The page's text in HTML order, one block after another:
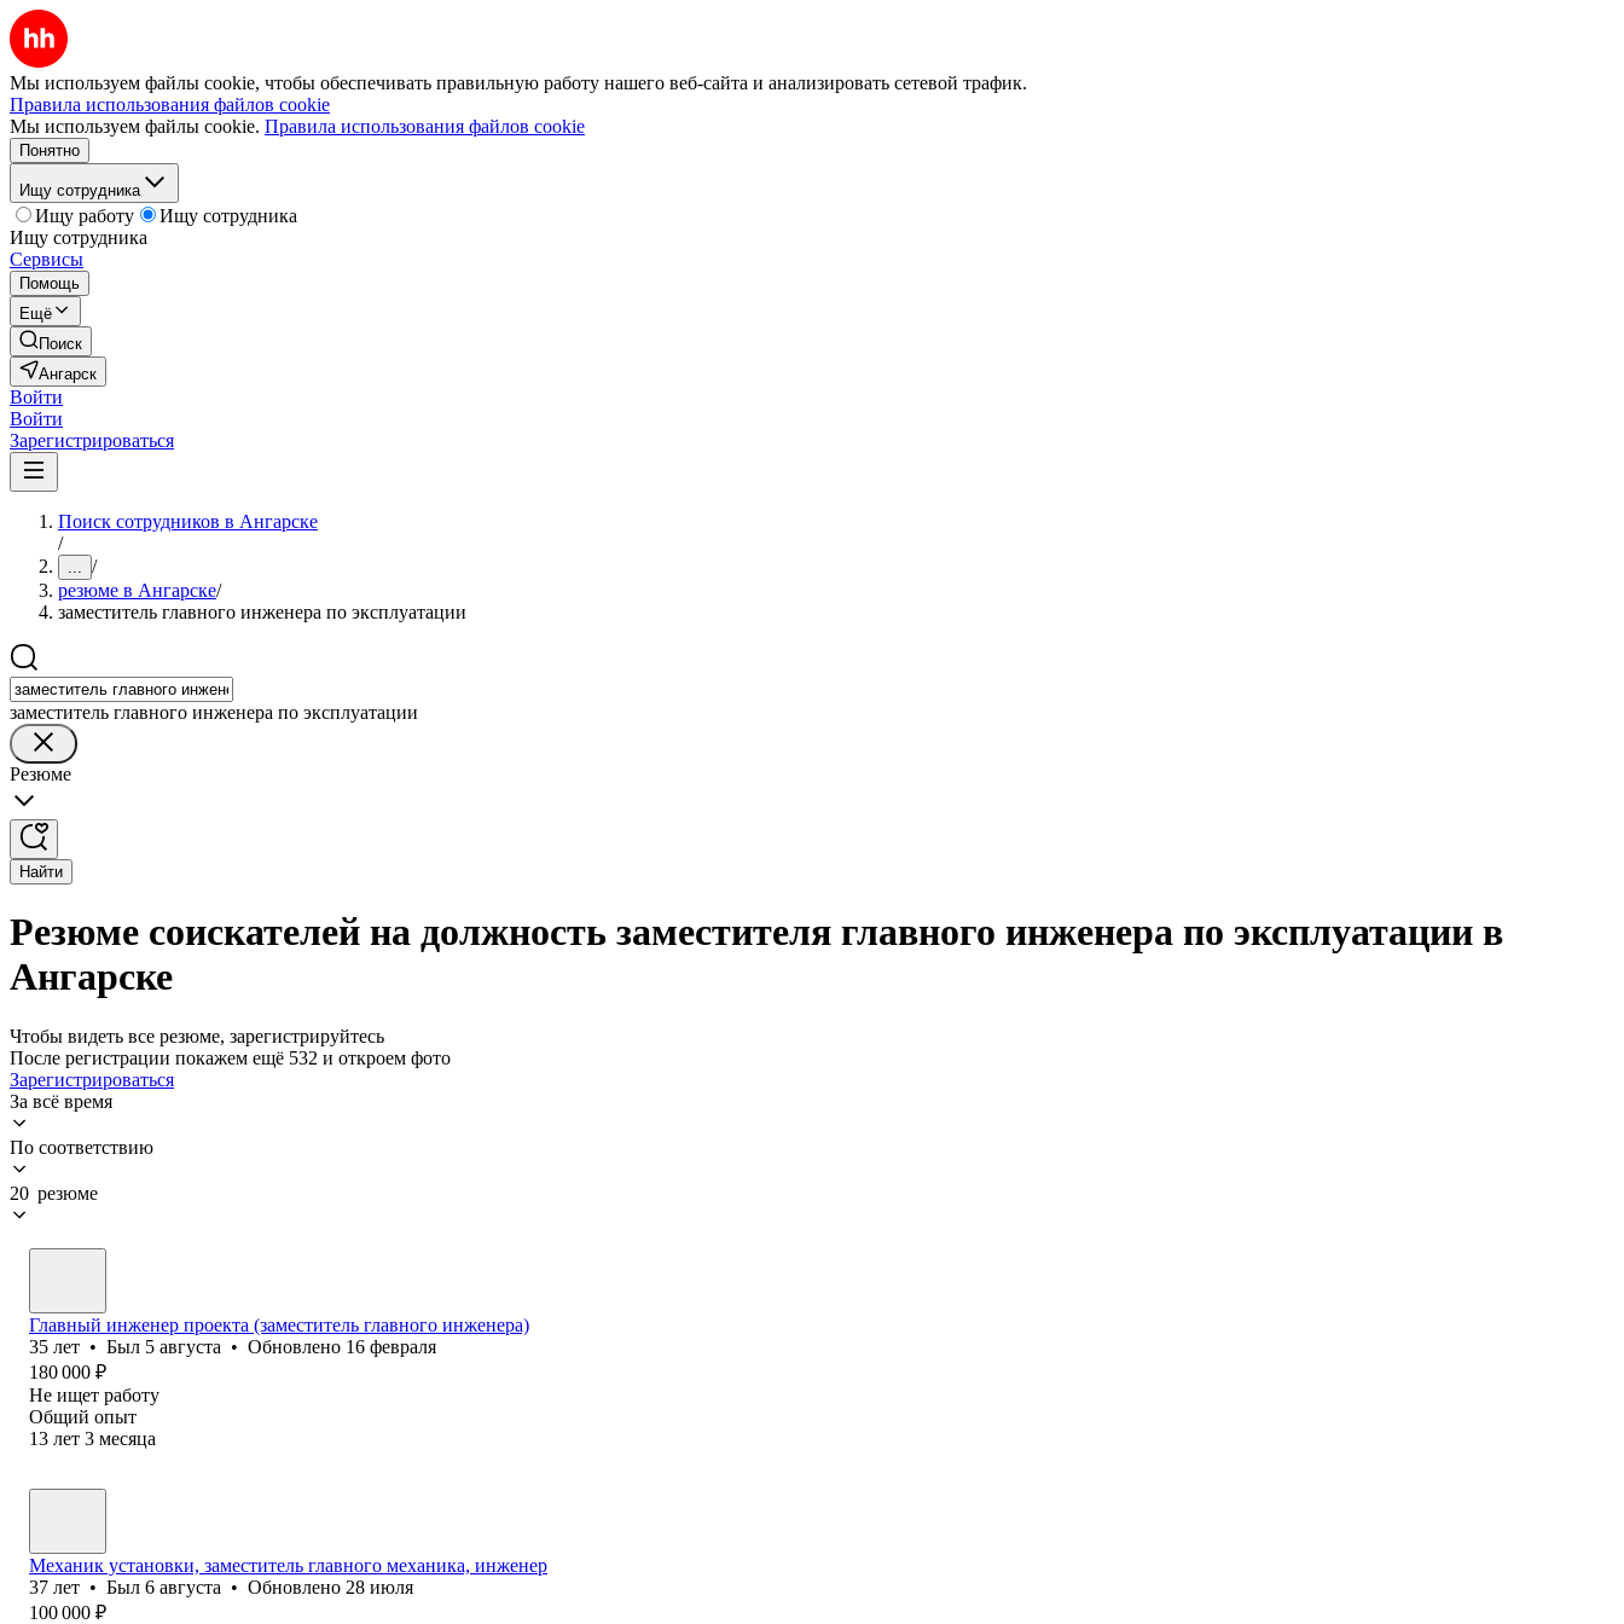
Мы используем файлы cookie, чтобы обеспечивать правильную работу нашего веб-сайта и анализировать сетевой трафик.
Правила использования файлов cookie
Мы используем файлы cookie. Правила использования файлов cookie
Понятно
Ищу сотрудника
Ищу работу
Ищу сотрудника
Ищу сотрудника
Сервисы
Помощь
Ещё
Поиск
Ангарск
Войти
Войти
Зарегистрироваться
Поиск сотрудников в Ангарске
/
... /
резюме в Ангарске/
заместитель главного инженера по эксплуатации
заместитель главного инженера по эксплуатации
Резюме
Найти
Резюме соискателей на должность заместителя главного инженера по эксплуатации в
Ангарске
Чтобы видеть все резюме, зарегистрируйтесь
После регистрации покажем ещё 532 и откроем фото
Зарегистрироваться
За всё время
По соответствию
20 резюме
Главный инженер проекта (заместитель главного инженера)
35 лет • Был 5 августа • Обновлено 16 февраля
180 000 ₽
Не ищет работу
Общий опыт
13 лет 3 месяца
Механик установки, заместитель главного механика, инженер
37 лет • Был 6 августа • Обновлено 28 июля
100 000 ₽